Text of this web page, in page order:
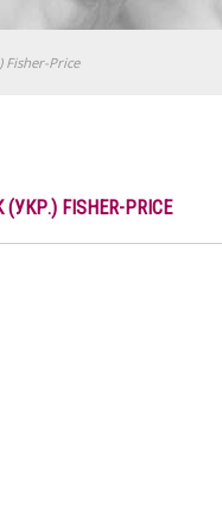
Fisher-Price
FISHER-PRICE